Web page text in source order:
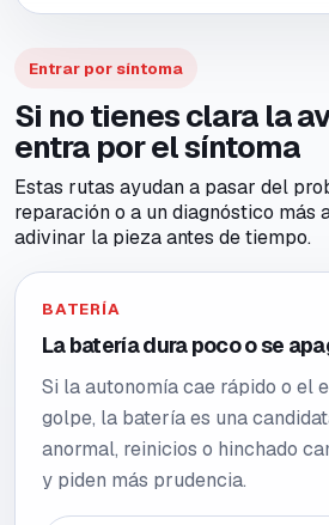
Entrar por síntoma
Si no tienes clara la
entra por el síntoma
Estas rutas ayudan a pasar del
reparación o a un diagnóstico más
adivinar la pieza antes de tiempo.
BATERÍA
La batería dura poco o se
Si la autonomía cae rápido o el
golpe, la batería es una
anormal, reinicios o hinchado
y piden más prudencia.